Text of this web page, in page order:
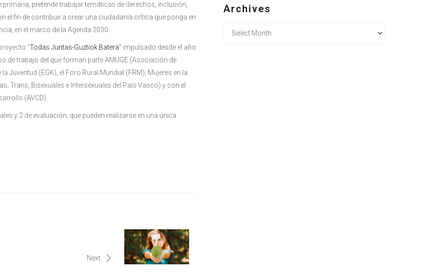
pretende trabajar temáticas de derechos, inclusión,
el fin de contribuir a crear una ciudadanía crítica que ponga en
en el marco de la Agenda 2030.
“Todas Juntas-Guztiok Batera” impulsado desde el año
de trabajo del que forman parte AMUGE (Asociación de
Juventud (EGK), el Foro Rural Mundial (FRM), Mujeres en la
Trans, Bisexuales e Intersexuales del País Vasco) y con el
(AVCD).
y 2 de evaluación, que pueden realizarse en una única
Next
Archives
Archives